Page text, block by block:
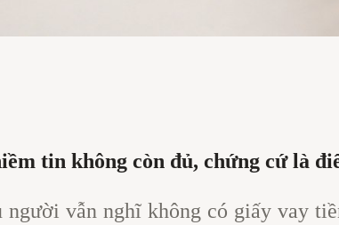
tin không còn đủ, chứng cứ là
người vẫn nghĩ không có giấy vay